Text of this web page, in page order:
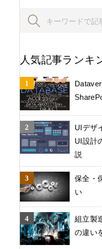
人気記事ランキ
UIデザ
UI設計
説
保全・
い
組立製
の違い